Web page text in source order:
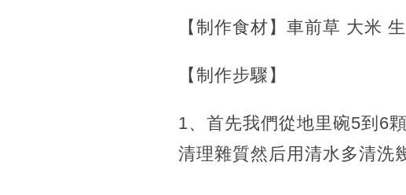
【制作食材】車前草 大米
【制作步驟】
1、首先我們從地里碗5到6
清理雜質然后用清水多清洗